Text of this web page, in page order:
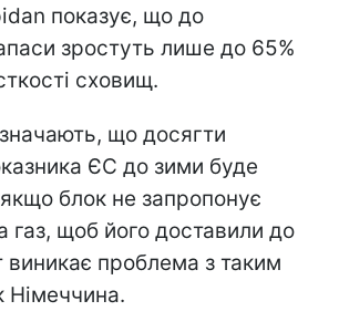
показує, що до
зростуть лише до 65%
сховищ.
що досягти
ЄС до зими буде
блок не запропонує
газ, щоб його доставили до
виникає проблема з таким
Німеччина.